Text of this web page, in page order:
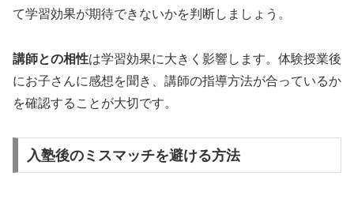
て学習効果が期待できないかを判断しましょう。
講師との相性は学習効果に大きく影響します。体験授業後
にお子さんに感想を聞き、講師の指導方法が合っているか
を確認することが大切です。
入塾後のミスマッチを避ける方法